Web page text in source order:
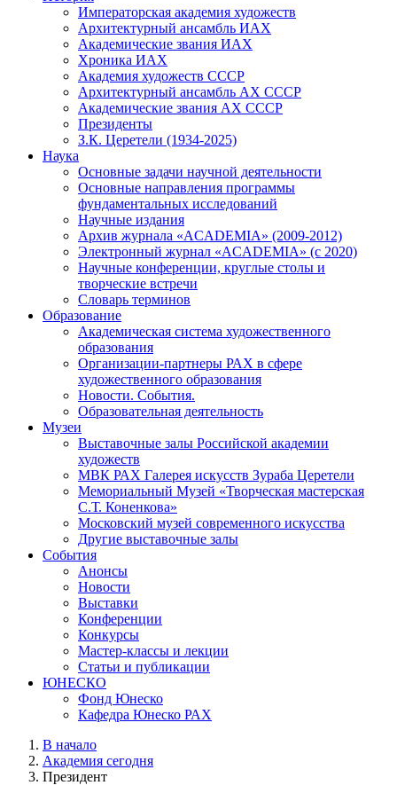
Императорская академия художеств
Архитектурный ансамбль ИАХ
Академические звания ИАХ
Хроника ИАХ
Академия художеств СССР
Архитектурный ансамбль АХ СССР
Академические звания АХ СССР
Президенты
З.К. Церетели (1934-2025)
Наука
Основные задачи научной деятельности
Основные направления программы
фундаментальных исследований
Научные издания
Архив журнала «ACADEMIA» (2009-2012)
Электронный журнал «ACADEMIA» (с 2020)
Научные конференции, круглые столы и
творческие встречи
Словарь терминов
Образование
Академическая система художественного
образования
Организации-партнеры РАХ в сфере
художественного образования
Новости. События.
Образовательная деятельность
Музеи
Выставочные залы Российской академии
художеств
МВК РАХ Галерея искусств Зураба Церетели
Мемориальный Музей «Творческая мастерская
С.Т. Коненкова»
Московский музей современного искусства
Другие выставочные залы
События
Анонсы
Новости
Выставки
Конференции
Конкурсы
Мастер-классы и лекции
Статьи и публикации
ЮНЕСКО
Фонд Юнеско
Кафедра Юнеско РАХ
В начало
Академия сегодня
Президент